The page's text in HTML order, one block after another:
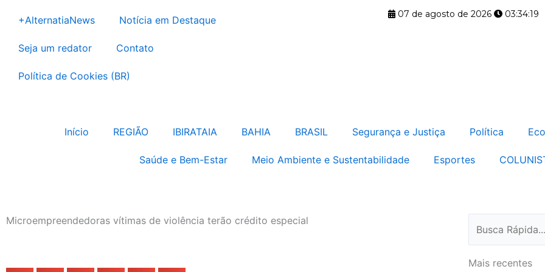
para
conteúdo
+AlternatiaNews Notícia em Destaque
Seja um redator Contato
Política de Cookies (BR)
07 de agosto de 2026 03:34:19
Início REGIÃO IBIRATAIA BAHIA BRASIL Segurança e Justiça Política
Saúde e Bem-Estar Meio Ambiente e Sustentabilidade Esportes
Microempreendedoras vítimas de violência terão crédito especial
Mais recentes